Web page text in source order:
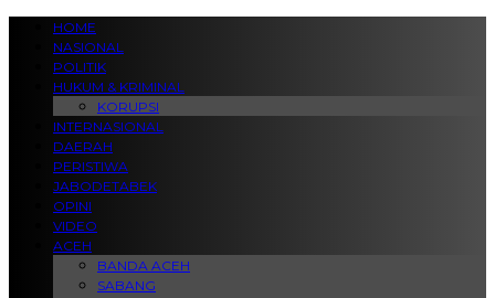
HOME
NASIONAL
POLITIK
HUKUM & KRIMINAL
KORUPSI
INTERNASIONAL
DAERAH
PERISTIWA
JABODETABEK
OPINI
VIDEO
ACEH
BANDA ACEH
SABANG